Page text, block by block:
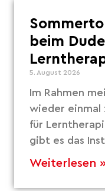
beim
5. August 2026
Im Rahmen
wieder einmal
für
gibt es das
Weiterlesen